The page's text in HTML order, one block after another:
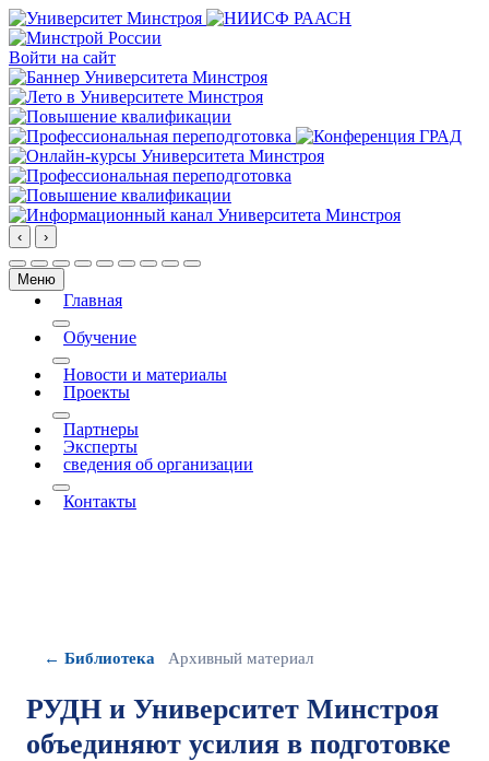
Войти на сайт
‹ ›
Меню
Главная
More about: Главная
Обучение
More about: Обучение
Новости и материалы
Проекты
More about: Проекты
Партнеры
Эксперты
сведения об организации
More about: сведения об организации
Контакты
← Библиотека Архивный материал
РУДН и Университет Минстроя
объединяют усилия в подготовке